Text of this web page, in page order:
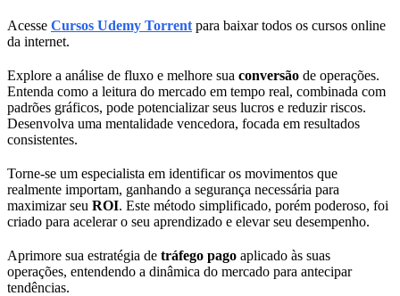
Acesse Cursos Udemy Torrent para baixar todos os cursos online
da internet.
Explore a análise de fluxo e melhore sua conversão de operações.
Entenda como a leitura do mercado em tempo real, combinada com
padrões gráficos, pode potencializar seus lucros e reduzir riscos.
Desenvolva uma mentalidade vencedora, focada em resultados
consistentes.
Torne-se um especialista em identificar os movimentos que
realmente importam, ganhando a segurança necessária para
maximizar seu ROI. Este método simplificado, porém poderoso, foi
criado para acelerar o seu aprendizado e elevar seu desempenho.
Aprimore sua estratégia de tráfego pago aplicado às suas
operações, entendendo a dinâmica do mercado para antecipar
tendências.